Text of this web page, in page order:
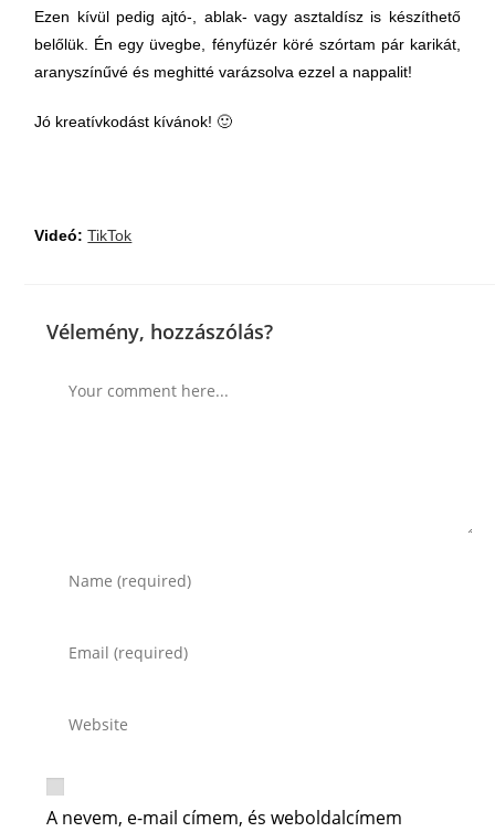
Ezen kívül pedig ajtó-, ablak- vagy asztaldísz is készíthető
belőlük. Én egy üvegbe, fényfüzér köré szórtam pár karikát,
aranyszínűvé és meghitté varázsolva ezzel a nappalit!
Jó kreatívkodást kívánok! 🙂
Videó: TikTok
Vélemény, hozzászólás?
A nevem, e-mail címem, és weboldalcímem